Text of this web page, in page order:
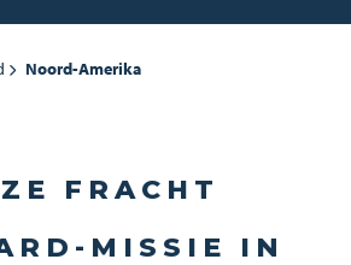
Noord-Amerika
FRACHT
MISSIE IN